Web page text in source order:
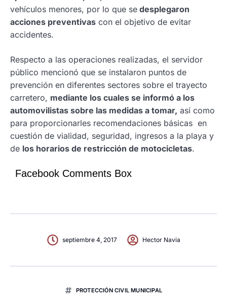
vehículos menores, por lo que se desplegaron
acciones preventivas con el objetivo de evitar
accidentes.
Respecto a las operaciones realizadas, el servidor
público mencionó que se instalaron puntos de
prevención en diferentes sectores sobre el trayecto
carretero, mediante los cuales se informó a los
automovilistas sobre las medidas a tomar, así como
para proporcionarles recomendaciones básicas en
cuestión de vialidad, seguridad, ingresos a la playa y
de los horarios de restricción de motocicletas.
Facebook Comments Box
septiembre 4, 2017 Hector Navia
PROTECCIÓN CIVIL MUNICIPAL